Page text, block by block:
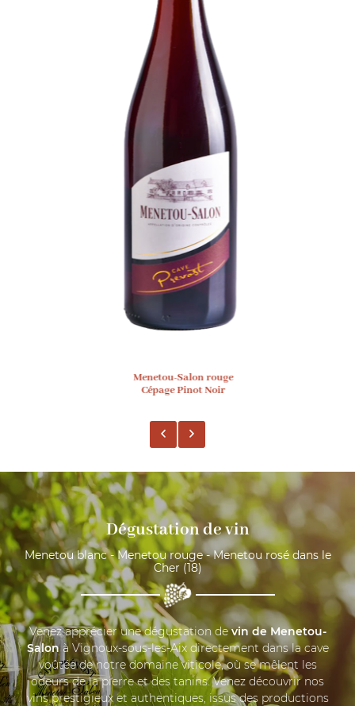
Menetou-Salon rouge
Cépage Pinot Noir
Dégustation de vin
Menetou blanc - Menetou rouge - Menetou rosé dans le
Cher (18)
Venez apprécier une dégustation devin de Menetou-
Salonà Vignoux-sous-les-Aix directement dans la cave
voûtée de notre domaine viticole, où se mêlent les
odeurs de la pierre et des tanins. Venez découvrir nos
vins prestigieux et authentiques, issus des productions